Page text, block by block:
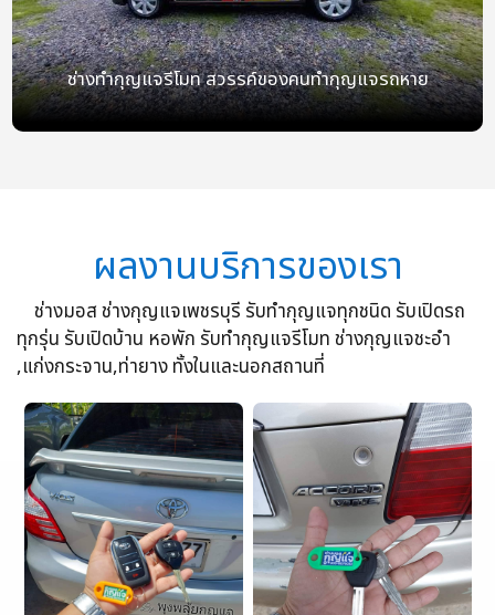
ช่างทำกุญแจรีโมท สวรรค์ของคนทำกุญแจรถหาย
ผลงานบริการของเรา
ช่างมอส ช่างกุญแจเพชรบุรี รับทำกุญแจทุกชนิด รับเปิดรถ
ทุกรุ่น รับเปิดบ้าน หอพัก รับทำกุญแจรีโมท ช่างกุญแจชะอำ
,แก่งกระจาน,ท่ายาง ทั้งในและนอกสถานที่